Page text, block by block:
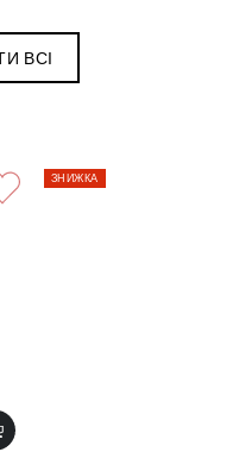
ВСІ
ЗНИЖКА